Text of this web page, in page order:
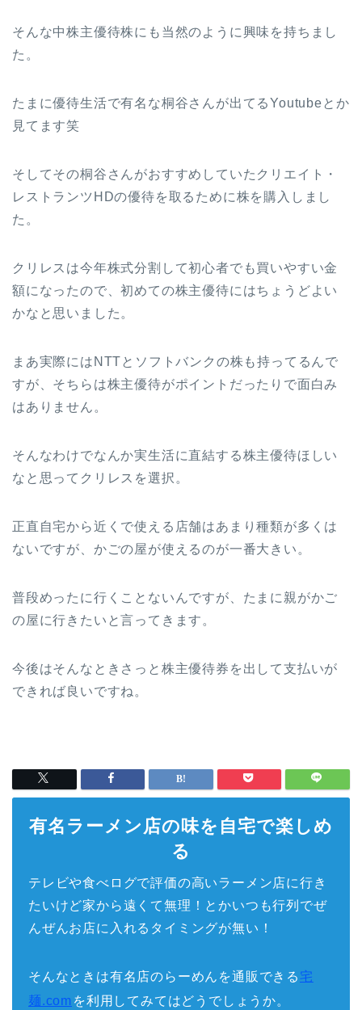
そんな中株主優待株にも当然のように興味を持ちまし
た。
たまに優待生活で有名な桐谷さんが出てるYoutubeとか
見てます笑
そしてその桐谷さんがおすすめしていたクリエイト・
レストランツHDの優待を取るために株を購入しまし
た。
クリレスは今年株式分割して初心者でも買いやすい金
額になったので、初めての株主優待にはちょうどよい
かなと思いました。
まあ実際にはNTTとソフトバンクの株も持ってるんで
すが、そちらは株主優待がポイントだったりで面白み
はありません。
そんなわけでなんか実生活に直結する株主優待ほしい
なと思ってクリレスを選択。
正直自宅から近くで使える店舗はあまり種類が多くは
ないですが、かごの屋が使えるのが一番大きい。
普段めったに行くことないんですが、たまに親がかご
の屋に行きたいと言ってきます。
今後はそんなときさっと株主優待券を出して支払いが
できれば良いですね。
有名ラーメン店の味を自宅で楽しめ
る
テレビや食べログで評価の高いラーメン店に行き
たいけど家から遠くて無理！とかいつも行列でぜ
んぜんお店に入れるタイミングが無い！
そんなときは有名店のらーめんを通販できる宅
麺.com を利用してみてはどうでしょうか。